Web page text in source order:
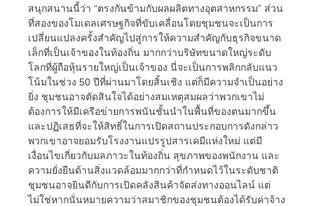
สนุกสนานนี้ว่า “ตรงกันข้ามกับผลผลิตทางอุตสาหกรรม” ส่วน
ที่สองของโมเดลเศรษฐกิจที่ขับเคลื่อนโดยชุมชนจะเป็นการ
เปลี่ยนแปลงครั้งสำคัญไปสู่การให้ความสำคัญกับธุรกิจขนาด
เล็กที่เป็นเจ้าของในท้องถิ่น มากกว่าบริษัทขนาดใหญ่ระดับ
โลกที่ผู้ถือหุ้นรายใหญ่เป็นเจ้าของ นี่จะเป็นการพลิกกลับแนว
โน้มในช่วง 50 ปีที่ผ่านมาโดยสิ้นเชิง แต่ก็มีความจำเป็นอย่าง
ยิ่ง ชุมชนอาจตัดสินใจได้อย่างสมเหตุสมผลว่าพวกเขาไม่
ต้องการให้มีเครือข่ายการพนันชั้นนำในพื้นที่ของตนมากขึ้น
และปฏิเสธที่จะให้สิทธิ์ในการเปิดสถานประกอบการดังกล่าว
พวกเขาอาจยอมรับโรงงานแปรรูปสารเคมีแห่งใหม่ แต่มี
เงื่อนไขเกี่ยวกับมลภาวะในท้องถิ่น สุขภาพของพนักงาน และ
ความยั่งยืนด้านสิ่งแวดล้อมมากกว่าที่กำหนดไว้ในระดับชาติ
ชุมชนอาจยินดีกับการเปิดคลังสินค้าจัดส่งทางออนไลน์ แต่
ไม่ใช่หากนั่นหมายความว่าสมาชิกของชุมชนต้องได้รับค่าจ้าง